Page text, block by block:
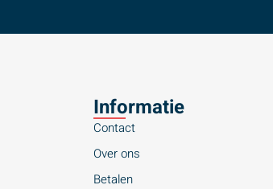
Informatie
Contact
Over ons
Betalen